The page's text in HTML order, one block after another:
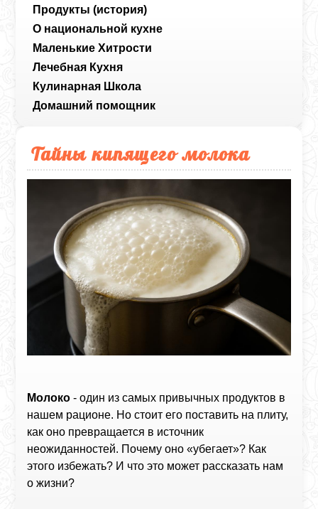
Продукты (история)
О национальной кухне
Маленькие Хитрости
Лечебная Кухня
Кулинарная Школа
Домашний помощник
Тайны кипящего молока
Молоко - один из самых привычных продуктов в
нашем рационе. Но стоит его поставить на плиту,
как оно превращается в источник
неожиданностей. Почему оно «убегает»? Как
этого избежать? И что это может рассказать нам
о жизни?